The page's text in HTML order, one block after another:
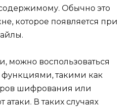
Обычно это
которое появляется при
можно воспользоваться
такими как
шифрования или
атаки. В таких случаях